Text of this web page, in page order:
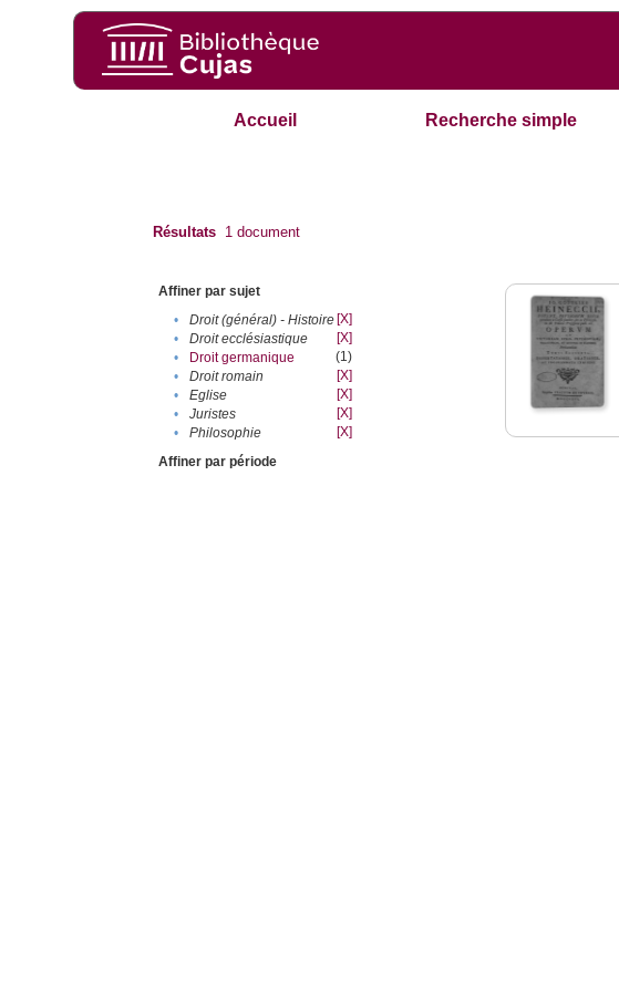
Accueil Recherche simple
Résultats 1 document
Affiner par sujet
•
Droit (général) - Histoire [X]
•
Droit ecclésiastique
[X]
•
Droit germanique
(1)
•
Droit romain
[X]
•
Eglise
[X]
•
Juristes
[X]
•
Philosophie
[X]
Affiner par période